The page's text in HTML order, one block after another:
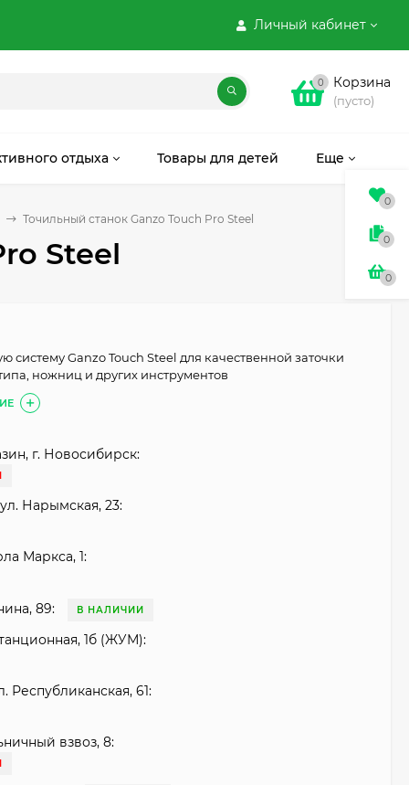
Личный кабинет
0 Корзина
(пусто)
отдыха Товары для детей Еще
Точильный станок Ganzo Touch Pro Steel
Steel
систему Ganzo Touch Steel для качественной заточки
ножниц и других инструментов
г. Новосибирск:
Нарымская, 23:
Маркса, 1:
89: В НАЛИЧИИ
1б (ЖУМ):
Республиканская, 61:
взвоз, 8:
0
0
0